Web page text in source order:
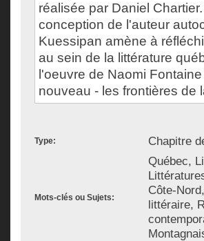
réalisée par Daniel
conception de l'auteur
Kuessipan amène à
au sein de la littérature
l'oeuvre de Naomi
nouveau - les frontières de
Type: Chapitre
Mots-clés ou Sujets:
Québec,
Côte-
littéraire,